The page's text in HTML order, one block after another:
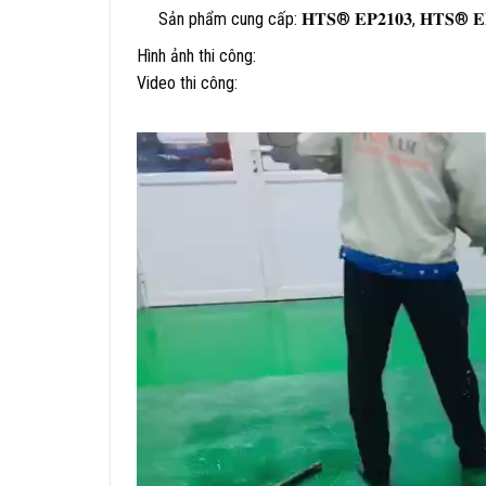
Sản phẩm cung cấp: 𝐇𝐓𝐒® 𝐄𝐏𝟐𝟏𝟎𝟑, 𝐇𝐓𝐒®
Hình ảnh thi công:
Video thi công: